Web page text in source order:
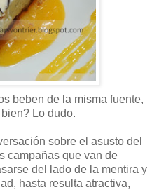
beben de la misma fuente,
Lo dudo.
sobre el asusto del
campañas que van de
del lado de la mentira y
hasta resulta atractiva,